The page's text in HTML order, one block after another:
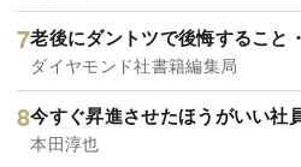
老後にダントツで後悔すること
ダイヤモンド社書籍編集局
今すぐ昇進させたほうがいい社
本田淳也